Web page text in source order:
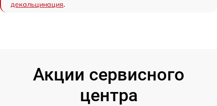
декальцинация.
Акции сервисного
центра